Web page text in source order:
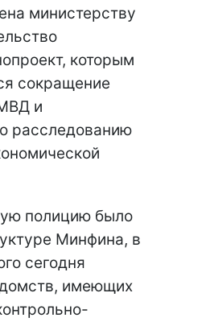
министерству
которым
сокращение
и
расследованию
полицию было
Минфина, в
сегодня
имеющих